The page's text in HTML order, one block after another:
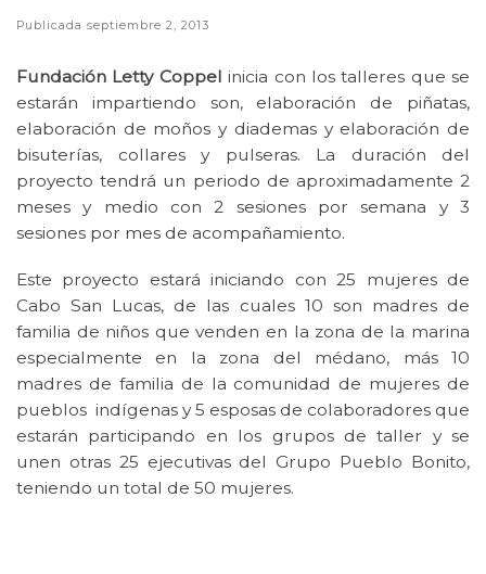
Publicada septiembre 2, 2013
Fundación Letty Coppel inicia con los talleres que se
estarán impartiendo son, elaboración de piñatas,
elaboración de moños y diademas y elaboración de
bisuterías, collares y pulseras. La duración del
proyecto tendrá un periodo de aproximadamente 2
meses y medio con 2 sesiones por semana y 3
sesiones por mes de acompañamiento.
Este proyecto estará iniciando con 25 mujeres de
Cabo San Lucas, de las cuales 10 son madres de
familia de niños que venden en la zona de la marina
especialmente en la zona del médano, más 10
madres de familia de la comunidad de mujeres de
pueblos indígenas y 5 esposas de colaboradores que
estarán participando en los grupos de taller y se
unen otras 25 ejecutivas del Grupo Pueblo Bonito,
teniendo un total de 50 mujeres.